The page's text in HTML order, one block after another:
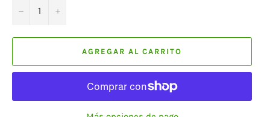
− +
AGREGAR AL CARRITO